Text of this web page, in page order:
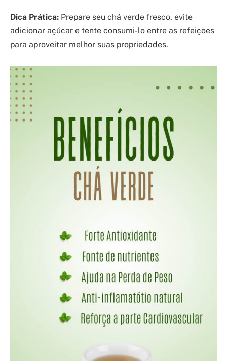
Dica Prática: Prepare seu chá verde fresco, evite
adicionar açúcar e tente consumi-lo entre as refeições
para aproveitar melhor suas propriedades.